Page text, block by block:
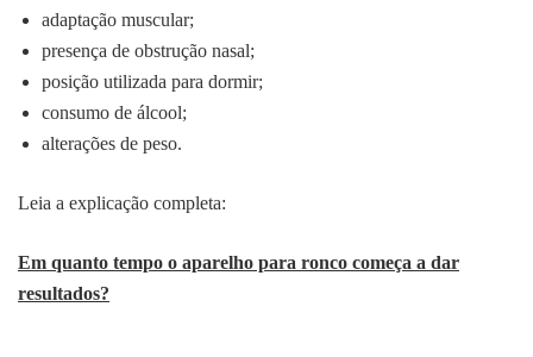
adaptação muscular;
presença de obstrução nasal;
posição utilizada para dormir;
consumo de álcool;
alterações de peso.
Leia a explicação completa:
Em quanto tempo o aparelho para ronco começa a dar
resultados?